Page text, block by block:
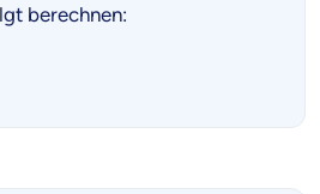
berechnen: